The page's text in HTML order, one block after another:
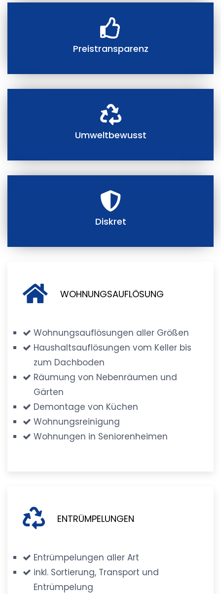
Preistransparenz
Umweltbewusst
Diskret
WOHNUNGSAUFLÖSUNG
Wohnungsauflösungen aller Größen
Haushaltsauflösungen vom Keller bis
zum Dachboden
Räumung von Nebenräumen und
Gärten
Demontage von Küchen
Wohnungsreinigung
Wohnungen in Seniorenheimen
ENTRÜMPELUNGEN
Entrümpelungen aller Art
inkl. Sortierung, Transport und
Entrümpelung